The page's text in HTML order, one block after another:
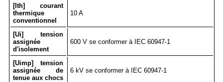
[Ith] courant
thermique
conventionnel
10 A
[Ui] tension
assignée
d'isolement
600 V se conformer à IEC 60947-1
[Uimp] tension
assignée de
tenue aux chocs
6 kV se conformer à IEC 60947-1